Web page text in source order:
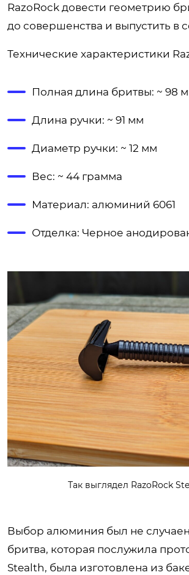
RazoRock довести геометрию
до совершенства и выпустить в
Технические характеристики
Полная длина бритвы: ~ 98
Длина ручки: ~ 91 мм
Диаметр ручки: ~ 12 мм
Вес: ~ 44 грамма
Материал: алюминий 6061
Отделка: Черное
Так выглядел RazoRock
Выбор алюминия был не
бритва, которая послужила
Stealth, была изготовлена из